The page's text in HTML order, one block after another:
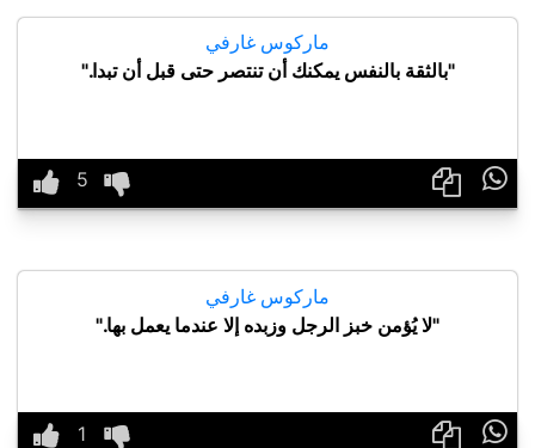
ماركوس غارفي
"بالثقة بالنفس يمكنك أن تنتصر حتى قبل أن تبدا."

ماركوس غارفي
"لا يُؤمن خبز الرجل وزبده إلا عندما يعمل بها."
